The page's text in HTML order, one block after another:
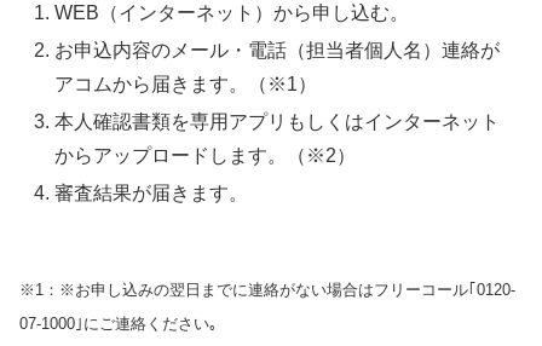
WEB（インターネット）から申し込む。
お申込内容のメール・電話（担当者個人名）連絡が
アコムから届きます。（※1）
本人確認書類を専用アプリもしくはインターネット
からアップロードします。（※2）
審査結果が届きます。
※1：※お申し込みの翌日までに連絡がない場合はフリーコール｢0120-
07-1000｣にご連絡ください｡